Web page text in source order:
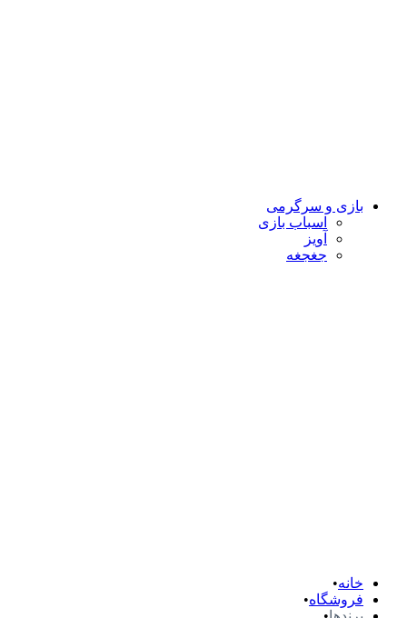
بازی و سرگرمی
اسباب بازی
آویز
جغجغه
خانه
فروشگاه